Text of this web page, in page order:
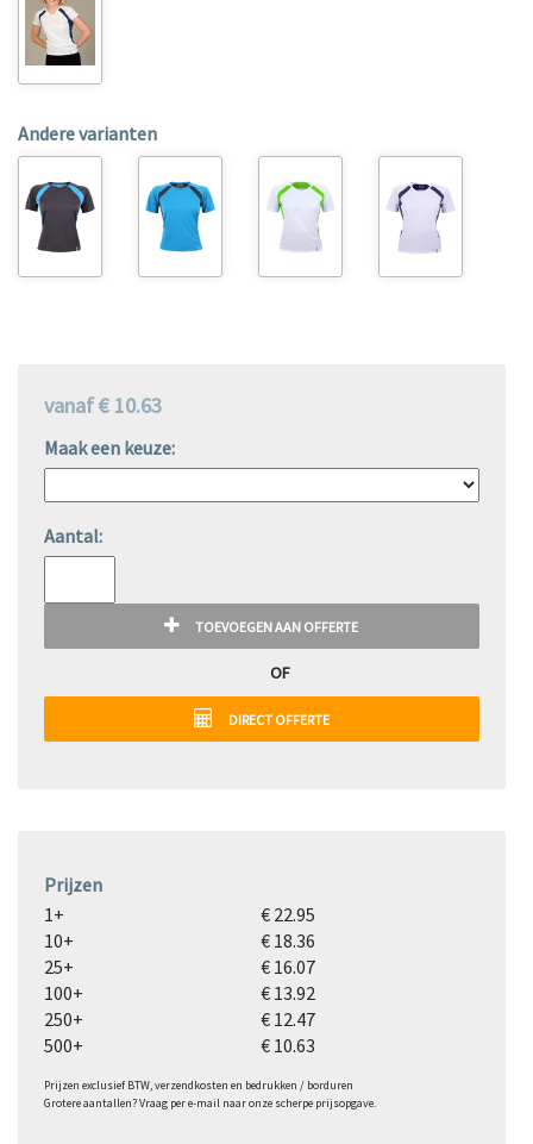
Andere varianten
vanaf € 10.63
Maak een keuze:
Aantal:
TOEVOEGEN AAN OFFERTE
OF
DIRECT OFFERTE
Prijzen
1+
€ 22.95
10+
€ 18.36
25+
€ 16.07
100+
€ 13.92
250+
€ 12.47
500+
€ 10.63
Prijzen exclusief BTW, verzendkosten en bedrukken / borduren
Grotere aantallen? Vraag per e-mail naar onze scherpe prijsopgave.